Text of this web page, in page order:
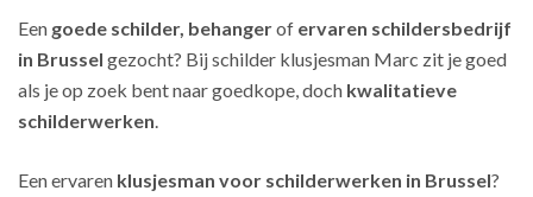
Een goede schilder, behangerof ervaren schildersbedrijf
in Brussel gezocht? Bij schilder klusjesman Marc zit je goed
als je op zoek bent naar goedkope, doch kwalitatieve
schilderwerken.
Een ervaren klusjesman voor schilderwerken in Brussel?